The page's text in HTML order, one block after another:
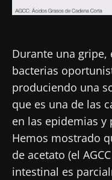
Durante una gripe,
bacterias
produciendo una
que es una de las
en las epidemias y
Hemos mostrado
de acetato (el
intestinal es